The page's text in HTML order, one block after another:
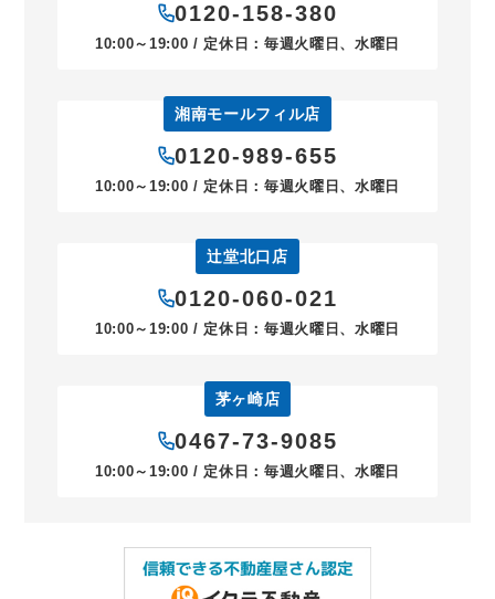
0120-158-380
10:00～19:00 / 定休日：毎週火曜日、水曜日
湘南モールフィル店
0120-989-655
10:00～19:00 / 定休日：毎週火曜日、水曜日
辻堂北口店
0120-060-021
10:00～19:00 / 定休日：毎週火曜日、水曜日
茅ヶ崎店
0467-73-9085
10:00～19:00 / 定休日：毎週火曜日、水曜日